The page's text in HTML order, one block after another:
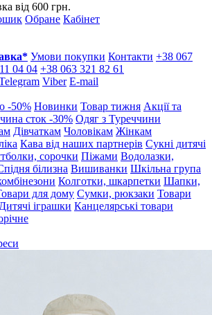
від 600 грн.
Обране Кабінет
Умови покупки Контакти +38 067
04 04 +38 063 321 82 61
Viber E-mail
-50% Новинки Товар тижня Акції та
сток -30% Одяг з Туреччини
Дівчаткам Чоловікам Жінкам
Кава від наших партнерів Сукні дитячі
сорочки Піжами Водолазки,
білизна Вишиванки Шкільна група
Колготки, шкарпетки Шапки,
для дому Сумки, рюкзаки Товари
Дитячі іграшки Канцелярські товари